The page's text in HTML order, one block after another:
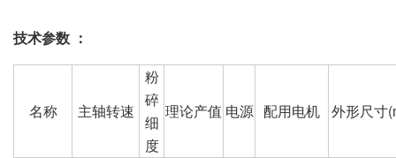
技术参数 ：
名称 主轴转速
粉
碎
细
度
理论产值 电源 配用电机 外形尺寸